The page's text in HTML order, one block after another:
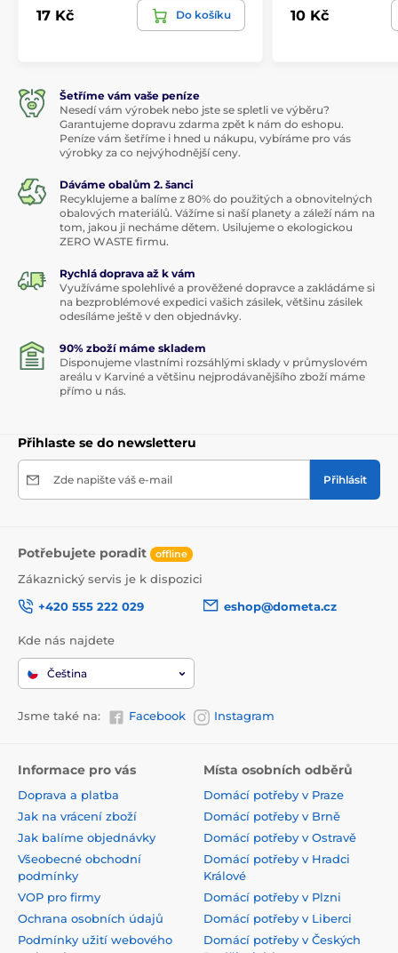
17 Kč Do košíku 10 Kč
Šetříme vám vaše peníze
Nesedí vám výrobek nebo jste se spletli ve výběru?
Garantujeme dopravu zdarma zpět k nám do eshopu.
Peníze vám šetříme i hned u nákupu, vybíráme pro vás
výrobky za co nejvýhodnější ceny.
Dáváme obalům 2. šanci
Recyklujeme a balíme z 80% do použitých a obnovitelných
obalových materiálů. Vážíme si naší planety a záleží nám na
tom, jakou ji necháme dětem. Usilujeme o ekologickou
ZERO WASTE firmu.
Rychlá doprava až k vám
Využíváme spolehlivé a prověžené dopravce a zakládáme si
na bezproblémové expedici vašich zásilek, většinu zásilek
odesíláme ještě v den objednávky.
90% zboží máme skladem
Disponujeme vlastními rozsáhlými sklady v průmyslovém
areálu v Karviné a většinu nejprodávanějšího zboží máme
přímo u nás.
Přihlaste se do newsletteru
Zde napište váš e-mail Přihlásit
Potřebujete poradit offline
Zákaznický servis je k dispozici
+420 555 222 029
eshop@dometa.cz
Kde nás najdete
Čeština
Jsme také na: Facebook Instagram
Informace pro vás
Doprava a platba
Jak na vrácení zboží
Jak balíme objednávky
Všeobecné obchodní
podmínky
VOP pro firmy
Ochrana osobních údajů
Podmínky užití webového
Místa osobních odběrů
Domácí potřeby v Praze
Domácí potřeby v Brně
Domácí potřeby v Ostravě
Domácí potřeby v Hradci
Králové
Domácí potřeby v Plzni
Domácí potřeby v Liberci
Domácí potřeby v Českých